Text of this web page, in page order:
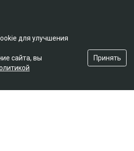
для улучшения
сайта, вы
Принять